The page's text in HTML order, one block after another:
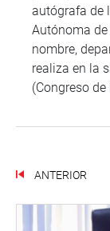
autógrafa de
Autónoma
nombre,
realiza en la
(Congreso
ANTERIOR